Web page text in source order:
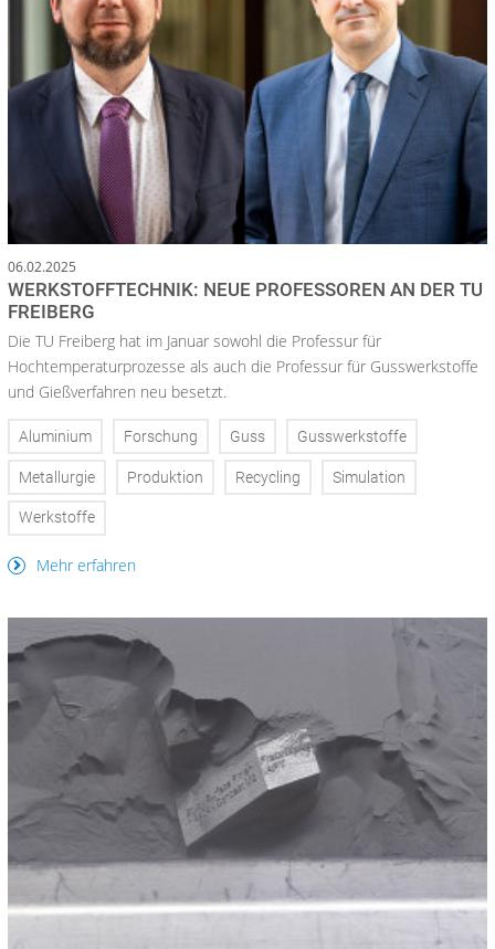
06.02.2025
WERKSTOFFTECHNIK: NEUE PROFESSOREN AN DER TU
FREIBERG
Die TU Freiberg hat im Januar sowohl die Professur für
Hochtemperaturprozesse als auch die Professur für Gusswerkstoffe
und Gießverfahren neu besetzt.
Aluminium Forschung Guss Gusswerkstoffe
Metallurgie Produktion Recycling Simulation
Werkstoffe
Mehr erfahren